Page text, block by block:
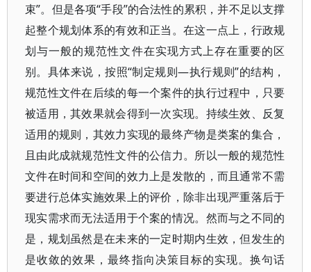
束”。但是各项“手段”的合法性的累积，并不足以支撑
起整个规划体系的有效和正当。在这一点上，行政规
划与一般的规范性文件在实现方式上存在重要的区
别。具体来说，按照“制定规则—执行规则”的结构，
规范性文件在后续的每一个案件的执行过程中，只要
被适用，其效果就会得到一次实现。持续生效、反复
适用的规则，其效力实现的最终产物是类案的集合，
且由此成就规范性文件的公信力。所以一般的规范性
文件在时间和空间的效力上是发散的，而且通常不需
要进行总体实施效果上的评价，除非出现严重落后于
现实需求而无法适用于个案的情况。然而与之不同的
是，规划虽然是在未来的一定时期内生效，但发生的
是收敛的效果，最终指向决策目标的实现。换句话